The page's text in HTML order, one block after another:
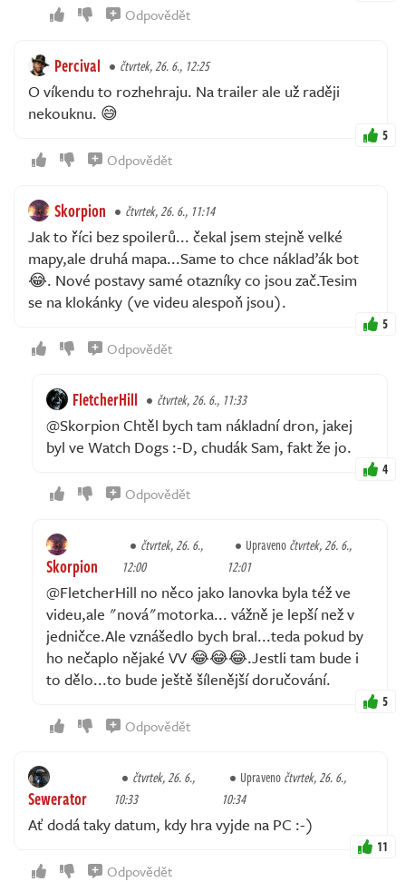
Odpovědět
Percival čtvrtek, 26. 6., 12:25
O víkendu to rozhehraju. Na trailer ale už raději
nekouknu. 😅
5
Odpovědět
Skorpion čtvrtek, 26. 6., 11:14
Jak to říci bez spoilerů... čekal jsem stejně velké
mapy,ale druhá mapa...Same to chce náklaďák bot
😂. Nové postavy samé otazníky co jsou zač.Tesim
se na klokánky (ve videu alespoň jsou).
5
Odpovědět
FletcherHill čtvrtek, 26. 6., 11:33
@Skorpion Chtěl bych tam nákladní dron, jakej
byl ve Watch Dogs :-D, chudák Sam, fakt že jo.
4
Odpovědět
Skorpion
čtvrtek, 26. 6.,
12:00
Upravenočtvrtek, 26. 6.,
12:01
@FletcherHill no něco jako lanovka byla též ve
videu,ale "nová"motorka... vážně je lepší než v
jedničce.Ale vznášedlo bych bral...teda pokud by
ho nečaplo nějaké VV 😂😂😂.Jestli tam bude i
to dělo...to bude ještě šílenější doručování.
5
Odpovědět
Sewerator
čtvrtek, 26. 6.,
10:33
Upravenočtvrtek, 26. 6.,
10:34
Ať dodá taky datum, kdy hra vyjde na PC :-)
11
Odpovědět